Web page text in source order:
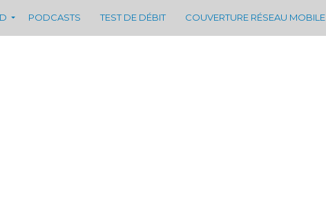
PODCASTS TEST DE DÉBIT COUVERTURE RÉSEAU MOBILE